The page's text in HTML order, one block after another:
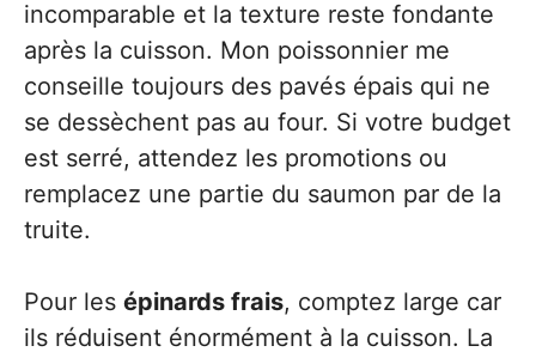
incomparable et la texture reste fondante
après la cuisson. Mon poissonnier me
conseille toujours des pavés épais qui ne
se dessèchent pas au four. Si votre budget
est serré, attendez les promotions ou
remplacez une partie du saumon par de la
truite.
Pour les épinards frais, comptez large car
ils réduisent énormément à la cuisson. La